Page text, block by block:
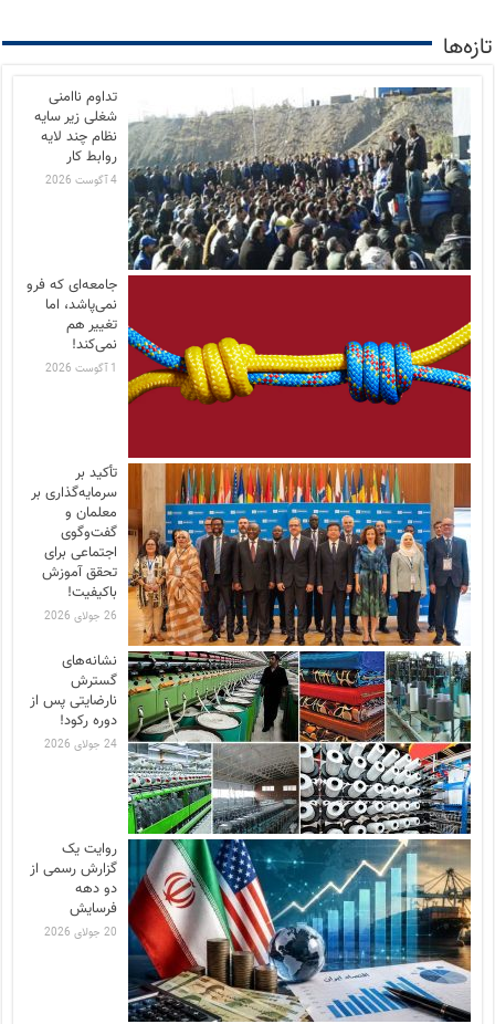
تازه‌ها
تداوم ناامنی
شغلی زیر سایه
نظام چند لایه
روابط کار
4 آگوست 2026
جامعه‌ای که فرو
نمی‌پاشد، اما
تغییر هم
نمی‌کند!
1 آگوست 2026
تأکید بر
سرمایه‌گذاری بر
معلمان و
گفت‌وگوی
اجتماعی برای
تحقق آموزش
باکیفیت!
26 جولای 2026
نشانه‌های
گسترش
نارضایتی‌ پس از
دوره رکود!
24 جولای 2026
روایت یک
گزارش رسمی از
دو دهه
فرسایش
20 جولای 2026